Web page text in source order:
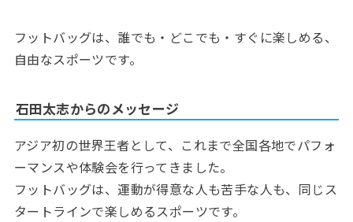
フットバッグは、誰でも・どこでも・すぐに楽しめる、
自由なスポーツです。
石田太志からのメッセージ
アジア初の世界王者として、これまで全国各地でパフォ
ーマンスや体験会を行ってきました。
フットバッグは、運動が得意な人も苦手な人も、同じス
タートラインで楽しめるスポーツです。